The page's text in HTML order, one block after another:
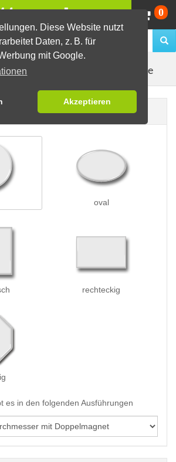
Diese Website nutzt
Daten, z. B. für
mit Google.
Akzeptieren
0
Kleidungsmagnete
oval
rechteckig
es in den folgenden Ausführungen